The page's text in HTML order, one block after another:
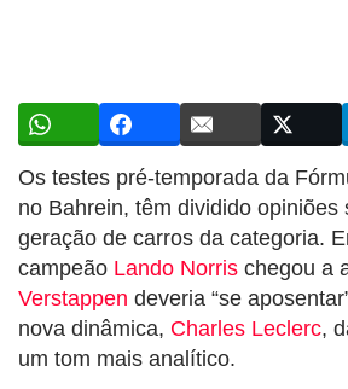
Os testes pré-temporada da
no Bahrein, têm dividido opiniões
geração de carros da categoria.
campeão Lando Norris chegou a
Verstappen deveria “se
nova dinâmica, Charles Leclerc,
um tom mais analítico.